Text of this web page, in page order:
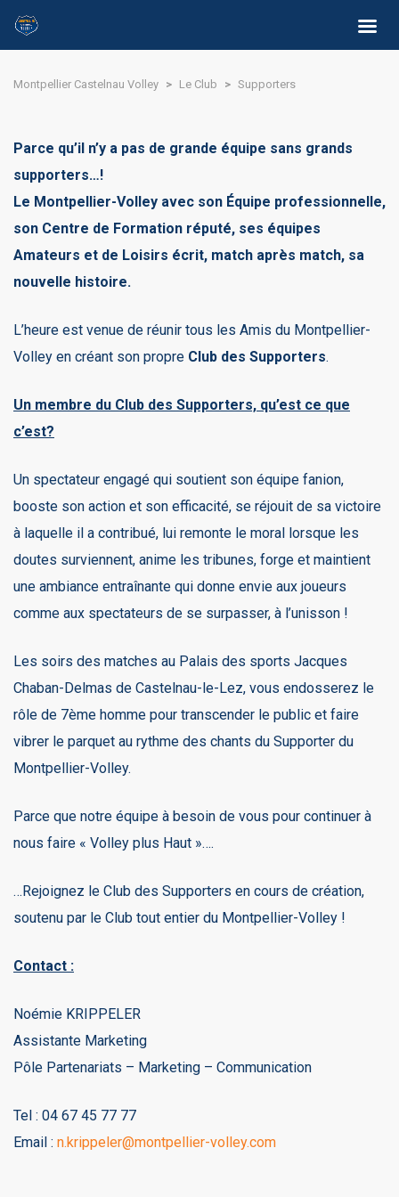
Montpellier Castelnau Volley > Le Club > Supporters
Parce qu’il n’y a pas de grande équipe sans grands
supporters…!
Le Montpellier-Volley avec son Équipe professionnelle,
son Centre de Formation réputé, ses équipes
Amateurs et de Loisirs écrit, match après match, sa
nouvelle histoire.
L’heure est venue de réunir tous les Amis du Montpellier-
Volley en créant son propre Club des Supporters.
Un membre du Club des Supporters, qu’est ce que
c’est?
Un spectateur engagé qui soutient son équipe fanion,
booste son action et son efficacité, se réjouit de sa victoire
à laquelle il a contribué, lui remonte le moral lorsque les
doutes surviennent, anime les tribunes, forge et maintient
une ambiance entraînante qui donne envie aux joueurs
comme aux spectateurs de se surpasser, à l’unisson !
Les soirs des matches au Palais des sports Jacques
Chaban-Delmas de Castelnau-le-Lez, vous endosserez le
rôle de 7ème homme pour transcender le public et faire
vibrer le parquet au rythme des chants du Supporter du
Montpellier-Volley.
Parce que notre équipe à besoin de vous pour continuer à
nous faire « Volley plus Haut »….
…Rejoignez le Club des Supporters en cours de création,
soutenu par le Club tout entier du Montpellier-Volley !
Contact :
Noémie KRIPPELER
Assistante Marketing
Pôle Partenariats – Marketing – Communication
Tel : 04 67 45 77 77
Email : n.krippeler@montpellier-volley.com